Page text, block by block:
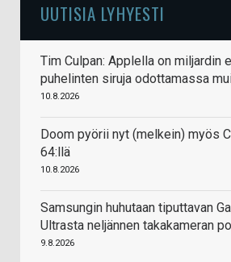
UUTISIA LYHYESTI
Tim Culpan: Applella on miljardin
puhelinten siruja odottamassa
10.8.2026
Doom pyörii nyt (melkein) myös
64:llä
10.8.2026
Samsungin huhutaan tiputtavan
Ultrasta neljännen takakameran
9.8.2026